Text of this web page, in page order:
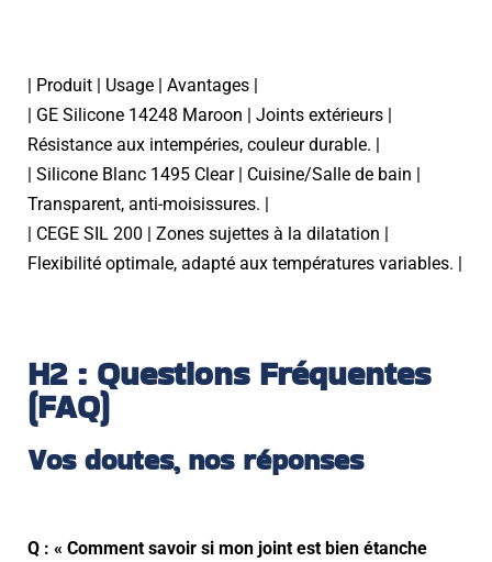
| Produit | Usage | Avantages |
| GE Silicone 14248 Maroon | Joints extérieurs |
Résistance aux intempéries, couleur durable. |
| Silicone Blanc 1495 Clear | Cuisine/Salle de bain |
Transparent, anti-moisissures. |
| CEGE SIL 200 | Zones sujettes à la dilatation |
Flexibilité optimale, adapté aux températures variables. |
H2 : Questions Fréquentes
(FAQ)
Vos doutes, nos réponses
Q : « Comment savoir si mon joint est bien étanche